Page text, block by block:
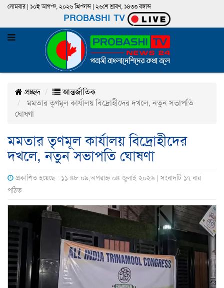
সোমবার | ১০ই আগস্ট, ২০২৬ খ্রিস্টাব্দ | ২৬শে শ্রাবণ, ১৪৩৩ বঙ্গাব্দ
PROBASHI TV
প্রচ্ছদ
আন্তর্জাতিক
মমতার তৃণমূল কার্যালয় বিদ্রোহীদের দখলে, নতুন সভাপতি
ঘোষণা
মমতার তৃণমূল কার্যালয় বিদ্রোহীদের
দখলে, নতুন সভাপতি ঘোষণা
প্রকাশিত হয়েছে : ১১:৪৮:০৯,অপরাহ্ন ০৪ জুলাই ২০২৬ | সংবাদটি ১৭ বার
পঠিত